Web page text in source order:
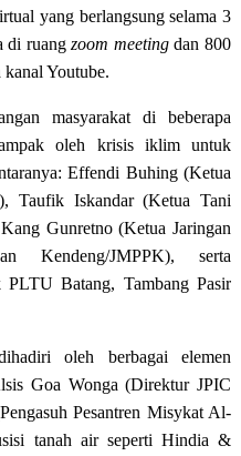
yang berlangsung selama 3
di ruangzoom meetingdan 800
Youtube.
masyarakat di beberapa
oleh krisis iklim untuk
Effendi Buhing (Ketua
Taufik Iskandar (Ketua Tani
Gunretno (Ketua Jaringan
Kendeng/JMPPK), serta
PLTU Batang, Tambang Pasir
oleh berbagai elemen
Goa Wonga (Direktur JPIC
Pesantren Misykat Al-
tanah air seperti Hindia &